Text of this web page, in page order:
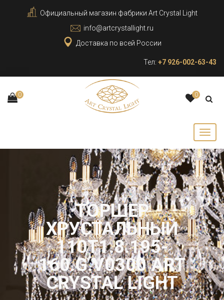
Официальный магазин фабрики Art Crystal Light
info@artcrystallight.ru
Доставка по всей России
Тел: +7 926-002-63-43
0 0
ТОРШЕР
ХРУСТАЛЬНЫЙ
110T1.8.195-
160.G.V0300 ART
CRYSTAL LIGHT